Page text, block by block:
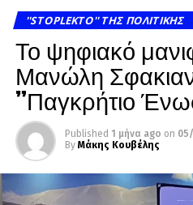
''STOPLEKTO'' ΤΗΣ ΠΟΛΙΤΙΚΗΣ
Το ψηφιακό
Μανώλη
”Παγκρήτιο
Published 1 μήνα ago on
By Μάκης Κουβέλης